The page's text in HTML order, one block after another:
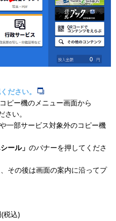
ださい。
ピー機のメニュー画面から
さい。
部サービス対象外のコピー機
ール」 のバナーを押してくださ
その後は画面の案内に沿ってプ
税込)